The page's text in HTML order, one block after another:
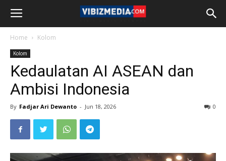
Home Kolom
Kolom
Kedaulatan AI ASEAN dan
Ambisi Indonesia
By Fadjar Ari Dewanto - Jun 18, 2026 0